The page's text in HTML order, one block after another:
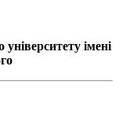
імені